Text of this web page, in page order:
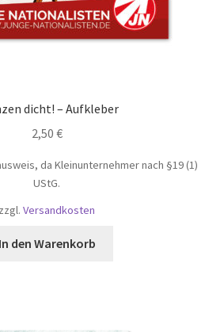
dicht! – Aufkleber
2,50 €
da Kleinunternehmer nach §19 (1)
UStG.
zzgl. Versandkosten
In den Warenkorb